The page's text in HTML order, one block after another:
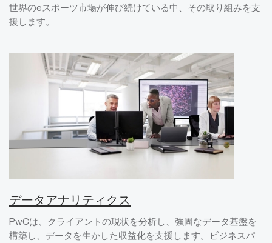
世界のeスポーツ市場が伸び続けている中、その取り組みを支
援します。
データアナリティクス
PwCは、クライアントの現状を分析し、強固なデータ基盤を
構築し、データを生かした収益化を支援します。ビジネスパ